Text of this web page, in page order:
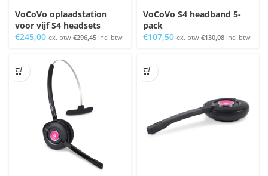
VoCoVo oplaadstation
voor vijf S4 headsets
€245,00 ex. btw €296,45 incl btw
VoCoVo S4 headband 5-
pack
€107,50 ex. btw €130,08 incl btw